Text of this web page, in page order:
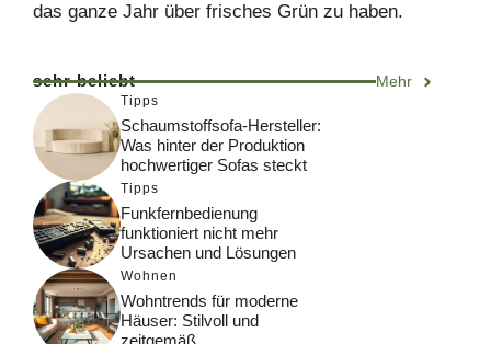
das ganze Jahr über frisches Grün zu haben.
sehr beliebt Mehr
Tipps
Schaumstoffsofa-Hersteller:
Was hinter der Produktion
hochwertiger Sofas steckt
Tipps
Funkfernbedienung
funktioniert nicht mehr
Ursachen und Lösungen
Wohnen
Wohntrends für moderne
Häuser: Stilvoll und
zeitgemäß